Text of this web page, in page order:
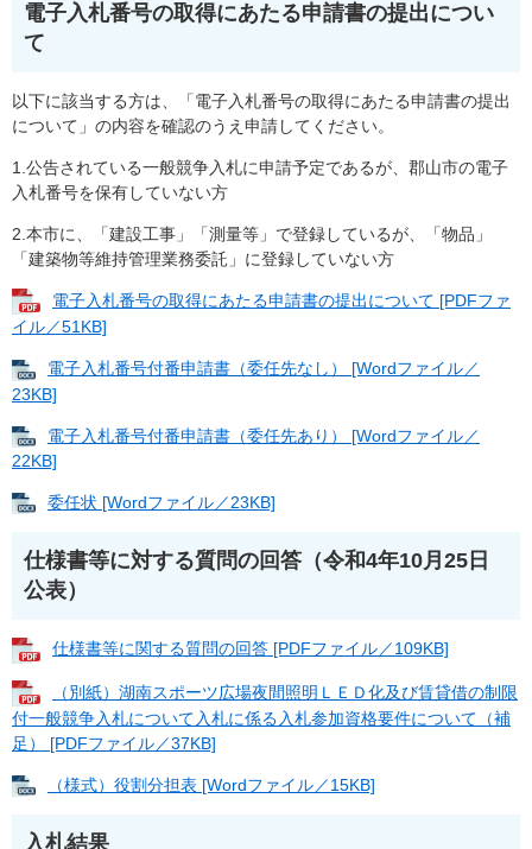
電子入札番号の取得にあたる申請書の提出につい
て
以下に該当する方は、「電子入札番号の取得にあたる申請書の提出
について」の内容を確認のうえ申請してください。
1.公告されている一般競争入札に申請予定であるが、郡山市の電子
入札番号を保有していない方
2.本市に、「建設工事」「測量等」で登録しているが、「物品」
「建築物等維持管理業務委託」に登録していない方
電子入札番号の取得にあたる申請書の提出について [PDFファ
イル／51KB]
電子入札番号付番申請書（委任先なし） [Wordファイル／
23KB]
電子入札番号付番申請書（委任先あり） [Wordファイル／
22KB]
委任状 [Wordファイル／23KB]
仕様書等に対する質問の回答（令和4年10月25日
公表）
仕様書等に関する質問の回答 [PDFファイル／109KB]
（別紙）湖南スポーツ広場夜間照明ＬＥＤ化及び賃貸借の制限
付一般競争入札について入札に係る入札参加資格要件について（補
足） [PDFファイル／37KB]
（様式）役割分担表 [Wordファイル／15KB]
入札結果